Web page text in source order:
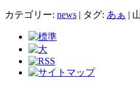
カテゴリー: news タグ: あぁ